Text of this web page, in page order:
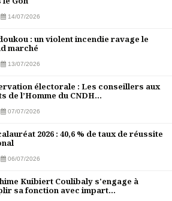
14/07/2026
: un violent incendie ravage le
marché
13/07/2026
électorale : Les conseillers aux
de l’Homme du CNDH...
07/07/2026
2026 : 40,6 % de taux de réussite
06/07/2026
Kuibiert Coulibaly s'engage à
sa fonction avec impart...